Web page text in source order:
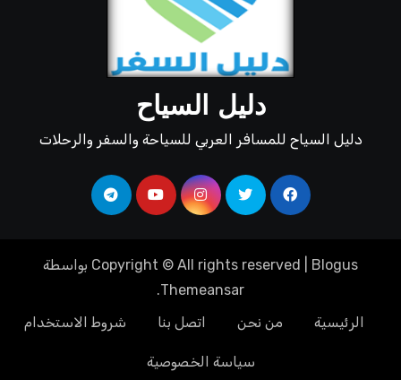
دليل السياح
دليل السياح للمسافر العربي للسياحة والسفر والرحلات
Copyright © All rights reserved Blogus
بواسطة
Themeansar
.
الرئيسية
من نحن اتصل بنا شروط الاستخدام
سياسة الخصوصية